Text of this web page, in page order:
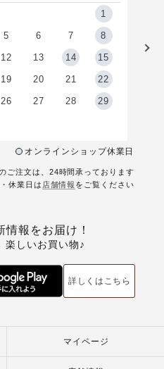
1
5 6 7 8
12 13 14 15
19 20 21 22
26 27 28 29
オンラインショップ休業日
ご注文は、24時間承っております
休業日は 店舗情報 をご覧ください
報をお届け！
楽しいお買い物♪
詳しくはこちら
マイページ